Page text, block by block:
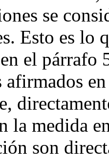
se
Esto es lo
el párrafo
afirmados
la medida
son